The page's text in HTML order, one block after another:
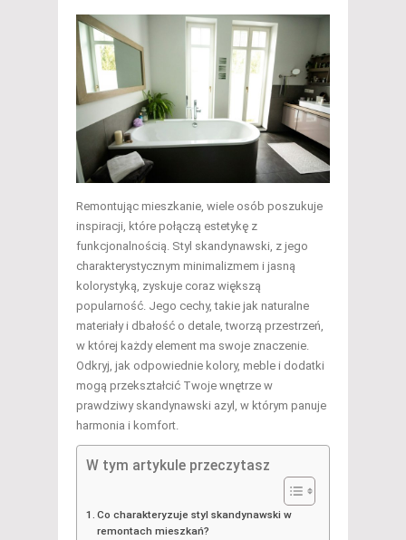
Remontując mieszkanie, wiele osób poszukuje
inspiracji, które połączą estetykę z
funkcjonalnością. Styl skandynawski, z jego
charakterystycznym minimalizmem i jasną
kolorystyką, zyskuje coraz większą
popularność. Jego cechy, takie jak naturalne
materiały i dbałość o detale, tworzą przestrzeń,
w której każdy element ma swoje znaczenie.
Odkryj, jak odpowiednie kolory, meble i dodatki
mogą przekształcić Twoje wnętrze w
prawdziwy skandynawski azyl, w którym panuje
harmonia i komfort.
W tym artykule przeczytasz
Co charakteryzuje styl skandynawski w
remontach mieszkań?